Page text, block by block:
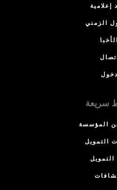
إعلامية
الزمني
الأخبا
اتصال
دخول
سريعة
المؤسسة
التمويل
التمويل